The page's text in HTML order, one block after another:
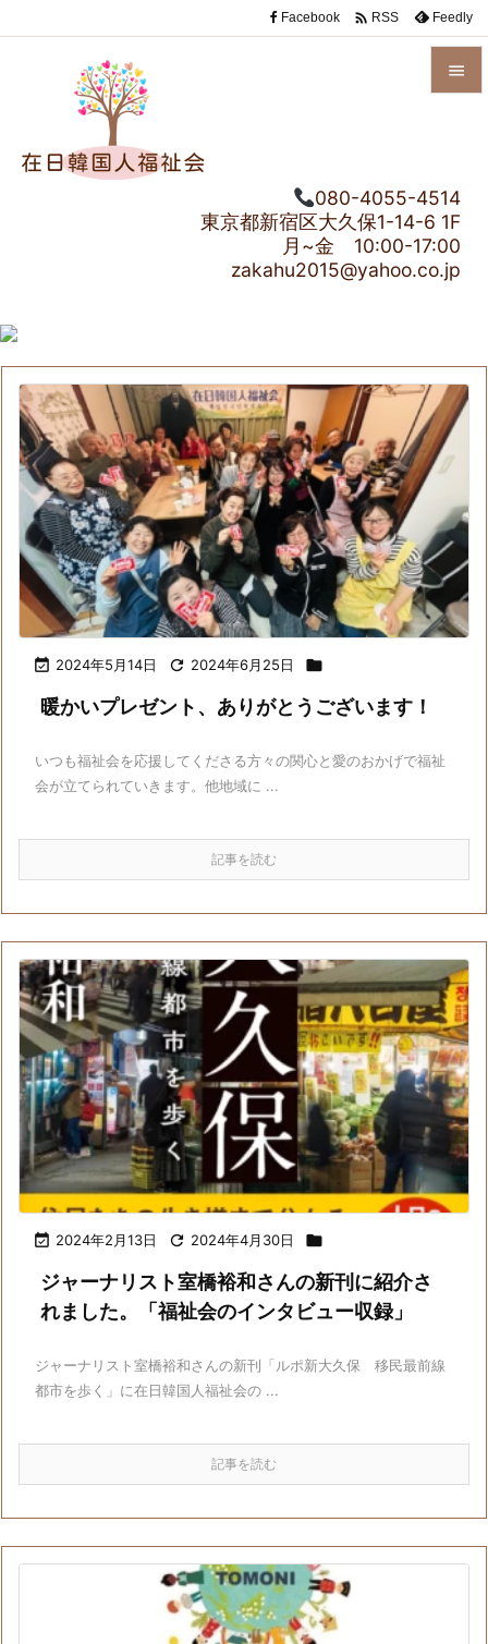
080-4055-4514
東京都新宿区大久保1-14-6 1F
月~金 10:00-17:00
zakahu2015@yahoo.co.jp

サイド

前へ
Facebook  RSS Feedly
 2024年5月14日  2024年6月25日 
暖かいプレゼント、ありがとうございます！
いつも福祉会を応援してくださる方々の関心と愛のおかげで福祉
会が立てられていきます。他地域に ...
記事を読む
 2024年2月13日  2024年4月30日 
ジャーナリスト室橋裕和さんの新刊に紹介さ
れました。「福祉会のインタビュー収録」
ジャーナリスト室橋裕和さんの新刊「ルポ新大久保 移民最前線
都市を歩く」に在日韓国人福祉会の ...
記事を読む